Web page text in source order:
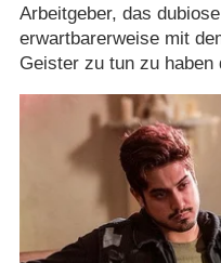
Arbeitgeber, das
erwartbarerweise mit
Geister zu tun zu haben